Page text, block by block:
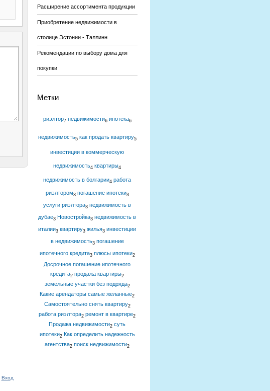
Расширение ассортимента продукции
Приобретение недвижимости в
столице Эстонии - Таллинн
Рекомендации по выбору дома для
покупки
Метки
риэлтор7 недвижимости6 ипотека6
недвижимость5 как продать квартиру5
инвестиции в коммерческую
недвижимость4 квартиры4
недвижимость в болгарии4 работа
риэлтором3 погашение ипотеки3
услуги риэлтора3 недвижимость в
дубае3 Новостройка3 недвижимость в
италии3 квартиру3 жилья3 инвестиции
в недвижимость3 погашение
ипотечного кредита3 плюсы ипотеки2
Досрочное погашение ипотечного
кредита2 продажа квартиры2
земельные участки без подряда2
Какие арендаторы самые желанные2
Самостоятельно снять квартиру2
работа риэлтора2 ремонт в квартире2
Продажа недвижимости2 суть
ипотеки2 Как определить надежность
агентства2 поиск недвижимости2
Вход